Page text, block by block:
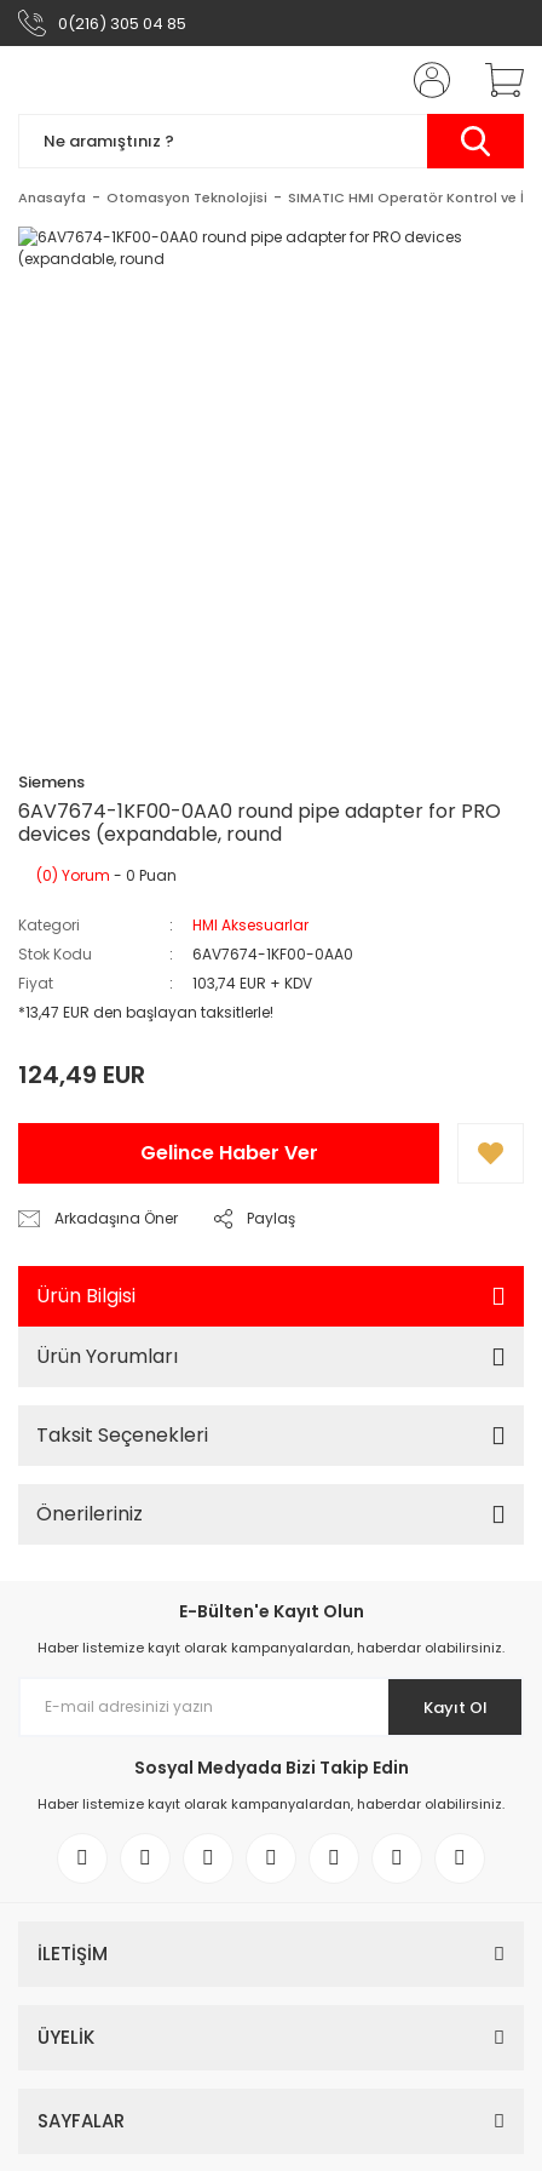
0(216) 305 04 85
Anasayfa Otomasyon Teknolojisi SIMATIC HMI Operatör Kontrol ve
Siemens
6AV7674-1KF00-0AA0 round pipe adapter for PRO
devices (expandable, round
(0) Yorum - 0 Puan
Kategori
HMI Aksesuarlar
Stok Kodu
6AV7674-1KF00-0AA0
Fiyat
103,74 EUR + KDV
*13,47 EUR den başlayan taksitlerle!
124,49 EUR
Gelince Haber Ver
Arkadaşına Öner Paylaş
Ürün Bilgisi
Ürün Yorumları
Taksit Seçenekleri
Önerileriniz
E-Bülten'e Kayıt Olun
Haber listemize kayıt olarak kampanyalardan, haberdar olabilirsiniz.
Kayıt Ol
Sosyal Medyada Bizi Takip Edin
Haber listemize kayıt olarak kampanyalardan, haberdar olabilirsiniz.
İLETİŞİM
ÜYELİK
SAYFALAR